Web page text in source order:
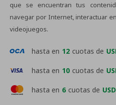
que se encuentran tus
navegar por Internet, interactuar
videojuegos.
hasta en 6 cuotas de
hasta en 12 cuotas de
hasta en 10 cuotas de